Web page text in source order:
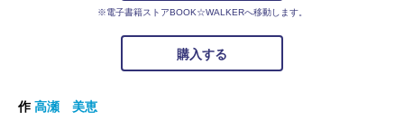
※電子書籍ストアBOOK☆WALKERへ移動します。
購入する
作高瀬 美恵